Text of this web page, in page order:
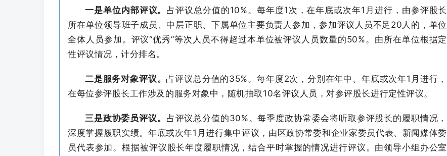
一是单位内部评议。 占评议总分值的10%。每年度1次，在年底或次年1月进行，由参评股长
所在单位领导班子成员、中层正职、下属单位主要负责人参加，参加评议人员不足20人的，单位
全体人员参加。评议“优秀”等次人员不得超过本单位被评议人员数量的50%。由所在单位根据定
性评议情况，计分排名。
二是服务对象评议。 占评议总分值的35%。每年度2次，分别在年中、年底或次年1月进行，
在每位参评股长工作涉及的服务对象中，随机抽取10名评议人员，对参评股长进行定性评议。
三是政协委员评议。 占评议总分值的30%。每季度政协常委会将听取参评股长的履职情况，
深度掌握履职实绩。年底或次年1月进行集中评议，由区政协常委和企业家委员代表、新闻媒体委
员代表参加。根据被评议股长年度履职情况，结合平时掌握的情况进行评议。由领导小组办公室